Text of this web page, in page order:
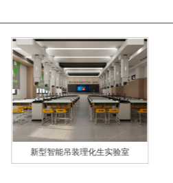
型智能吊装理化生实验室